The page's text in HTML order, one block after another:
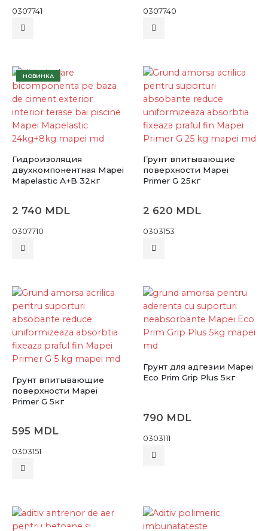
0307741 0307740
НОВИНКА
Гидроизоляция
двухкомпонентная Mapei
Mapelastic A+B 32кг
2 740 MDL
0307710
Грунт впитывающие
поверхности Mapei
Primer G 25кг
2 620 MDL
0303153
Грунт впитывающие
поверхности Mapei
Primer G 5кг
595 MDL
0303151
Грунт для адгезии Mapei
Eco Prim Grip Plus 5кг
790 MDL
0303111